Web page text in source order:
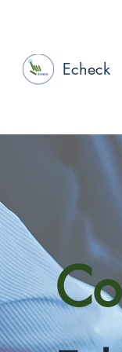
Echeck